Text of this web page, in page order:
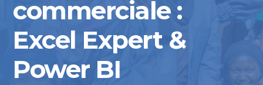
commerciale :
Excel Expert &
Power BI